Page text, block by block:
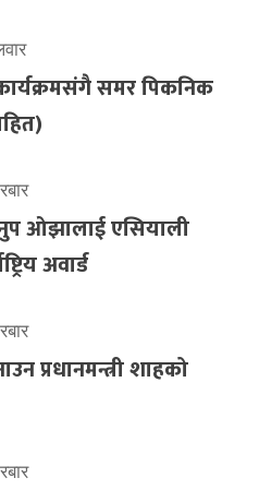
समर पिकनिक
ओझालाई एसियाली
अवार्ड
प्रधानमन्त्री शाहको